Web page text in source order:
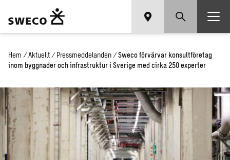
Hem / Aktuellt / Pressmeddelanden / Sweco förvärvar konsultföretag
inom byggnader och infrastruktur i Sverige med cirka 250 experter